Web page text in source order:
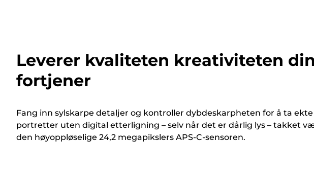
Leverer kvaliteten kreativiteten din
fortjener
Fang inn sylskarpe detaljer og kontroller dybdeskarpheten for å ta ekte
portretter uten digital etterligning – selv når det er dårlig lys – takket
den høyoppløselige 24,2 megapikslers APS-C-sensoren.